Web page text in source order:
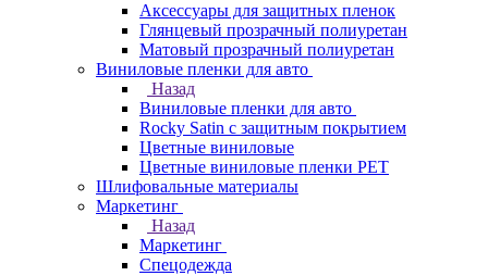
Аксессуары для защитных пленок
Глянцевый прозрачный полиуретан
Матовый прозрачный полиуретан
Виниловые пленки для авто
Назад
Виниловые пленки для авто
Rocky Satin с защитным покрытием
Цветные виниловые
Цветные виниловые пленки PET
Шлифовальные материалы
Маркетинг
Назад
Маркетинг
Спецодежда